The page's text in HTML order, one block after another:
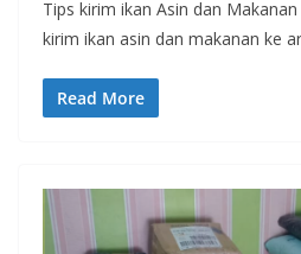
Tips kirim ikan Asin dan
kirim ikan asin dan makanan ke
Read More